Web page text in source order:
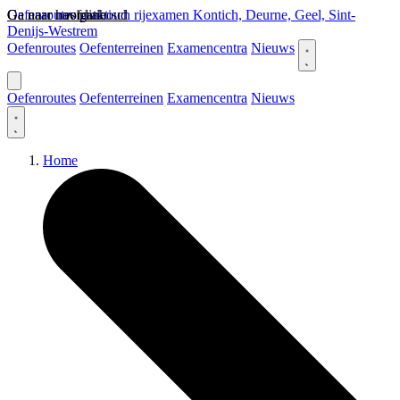
Ga naar hoofdinhoud
Ga naar navigatie
Oefenroutes praktisch rijexamen Kontich, Deurne, Geel, Sint-
Denijs-Westrem
Oefenroutes Oefenterreinen Examencentra Nieuws
Oefenroutes Oefenterreinen Examencentra Nieuws
Home